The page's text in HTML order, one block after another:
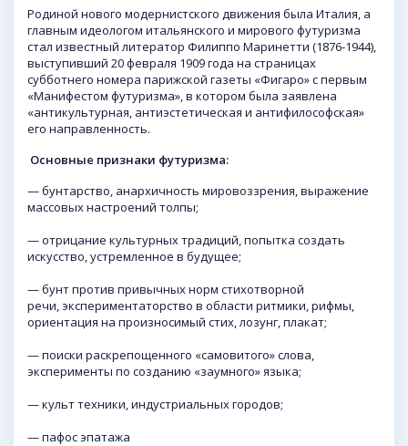
Родиной нового модернистского движения была Италия, а
главным идеологом итальянского и мирового футуризма
стал известный литератор Филиппо Маринетти (1876-1944),
выступивший 20 февраля 1909 года на страницах
субботнего номера парижской газеты «Фигаро» с первым
«Манифестом футуризма», в котором была заявлена
«антикультурная, антиэстетическая и антифилософская»
его направленность.
Основные признаки футуризма:
— бунтарство, анархичность мировоззрения, выражение
массовых настроений толпы;
— отрицание культурных традиций, попытка создать
искусство, устремленное в будущее;
— бунт против привычных норм стихотворной
речи, экспериментаторство в области ритмики, рифмы,
ориентация на произносимый стих, лозунг, плакат;
— поиски раскрепощенного «самовитого» слова,
эксперименты по созданию «заумного» языка;
— культ техники, индустриальных городов;
— пафос эпатажа